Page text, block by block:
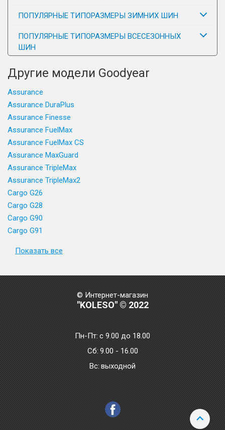
ПОПУЛЯРНЫЕ ТИПОРАЗМЕРЫ ЗИМНИХ ШИН
ПОПУЛЯРНЫЕ ТИПОРАЗМЕРЫ ВСЕСЕЗОННЫХ
ШИН
Другие модели Goodyear
Assurance
Assurance DuraPlus
Assurance Finesse
Assurance FuelMax
Assurance FuelMax CS
Assurance MaxGuard
Assurance TripleMax
Assurance TripleMax2
Cargo G26
Cargo G28
Cargo G90
Cargo G91
Показать все
© Интернет-магазин
"KOLESO" © 2022
Пн-Пт:с 9.00 до 18.00
Сб: 9.00 - 16.00
Bc: выходной